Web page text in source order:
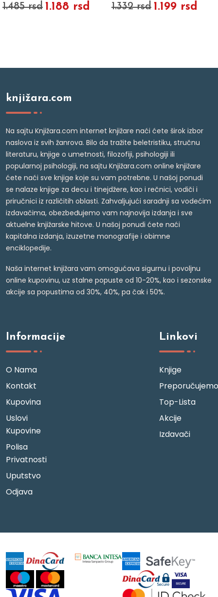
1.485 rsd 1.188 rsd 1.332 rsd 1.199 rsd
knjižara.com
Na sajtu Knjižara.com internet knjižare naći ćete širok izbor
naslova iz svih žanrova. Bilo da tražite beletristiku, stručnu
literaturu, knjige o umetnosti, filozofiji, psihologiji ili
popularnoj psihologiji, na sajtu Knjižara.com online knjižare
ćete naći sve knjige koje su vam potrebne. U našoj ponudi
se nalaze knjige za decu i tinejdžere, kao i rečnici, vodiči i
priručnici iz različitih oblasti. Zahvaljujući saradnji sa vodećim
izdavačima, obezbeđujemo vam najnovija izdanja i sve
aktuelne knjižarske hitove. U našoj ponudi ćete naći
kapitalna izdanja, izuzetne monografije i obimne
enciklopedije.
Naša internet knjižara vam omogućava sigurnu i povoljnu
online kupovinu, uz stalne popuste od 10-20%, kao i sezonske
akcije sa popustima od 30%, 40%, pa čak i 50%.
Informacije
O Nama
Kontakt
Kupovina
Uslovi
Kupovine
Polisa
Privatnosti
Uputstvo
Odjava
Linkovi
Knjige
Preporučujemo
Top-Lista
Akcije
Izdavači